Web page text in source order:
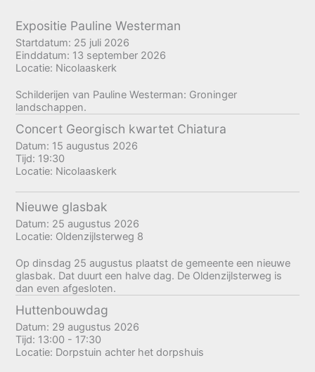
Expositie Pauline Westerman
Startdatum: 25 juli 2026
Einddatum: 13 september 2026
Locatie: Nicolaaskerk
Schilderijen van Pauline Westerman: Groninger
landschappen.
Concert Georgisch kwartet Chiatura
Datum: 15 augustus 2026
Tijd: 19:30
Locatie: Nicolaaskerk
Nieuwe glasbak
Datum: 25 augustus 2026
Locatie: Oldenzijlsterweg 8
Op dinsdag 25 augustus plaatst de gemeente een nieuwe
glasbak. Dat duurt een halve dag. De Oldenzijlsterweg is
dan even afgesloten.
Huttenbouwdag
Datum: 29 augustus 2026
Tijd: 13:00 - 17:30
Locatie: Dorpstuin achter het dorpshuis